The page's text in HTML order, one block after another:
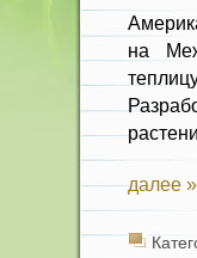
на
далее »